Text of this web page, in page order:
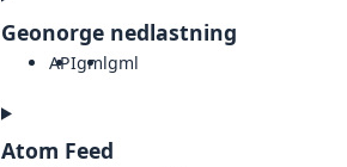
Geonorge nedlastning
APIgmlgml
Atom Feed